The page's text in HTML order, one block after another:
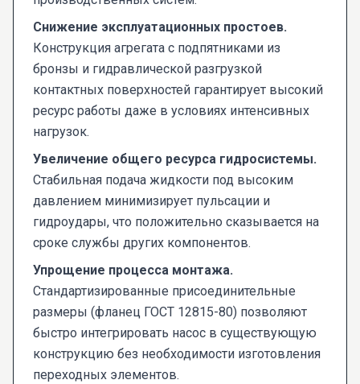
Снижение эксплуатационных простоев.
Конструкция агрегата с подпятниками из
бронзы и гидравлической разгрузкой
контактных поверхностей гарантирует высокий
ресурс работы даже в условиях интенсивных
нагрузок.
Увеличение общего ресурса гидросистемы.
Стабильная подача жидкости под высоким
давлением минимизирует пульсации и
гидроудары, что положительно сказывается на
сроке службы других компонентов.
Упрощение процесса монтажа.
Стандартизированные присоединительные
размеры (фланец ГОСТ 12815-80) позволяют
быстро интегрировать насос в существующую
конструкцию без необходимости изготовления
переходных элементов.